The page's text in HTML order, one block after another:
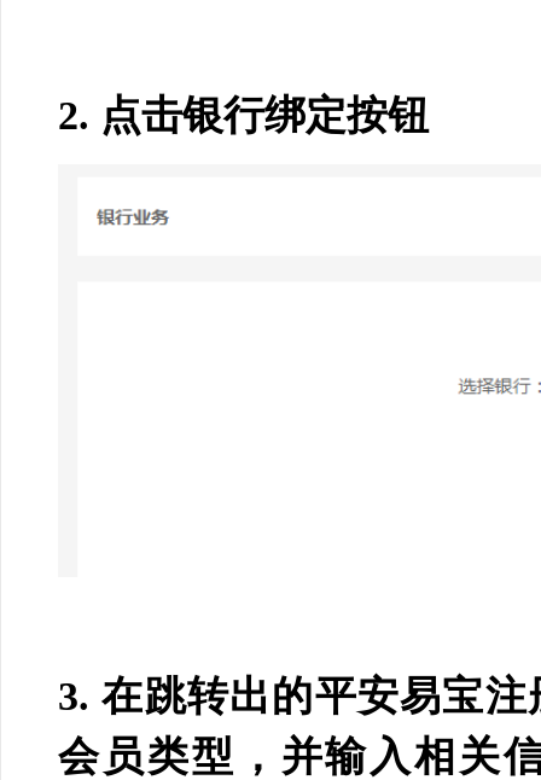
2. 点击银行绑定按钮
3. 在跳转出的平安易宝
会员类型，并输入相关